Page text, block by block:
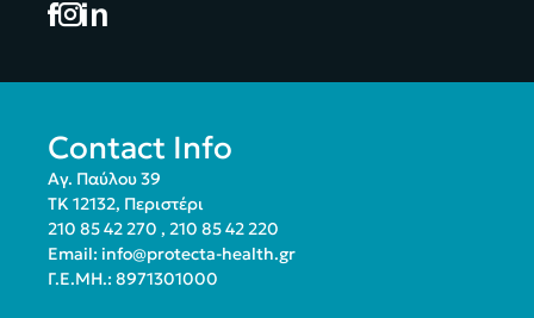
Contact Info
Αγ. Παύλου 39
ΤΚ 12132, Περιστέρι
210 85 42 270 , 210 85 42 220
Email: info@protecta-health.gr
Γ.Ε.ΜΗ.: 8971301000